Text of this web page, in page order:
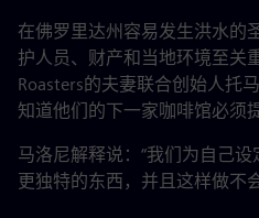
在佛罗里达州容易发生洪水的
护人员、财产和当地环境至关
Roasters的夫妻联合创始人托
知道他们的下一家咖啡馆必须
马洛尼解释说：“我们为自己
更独特的东西，并且这样做不